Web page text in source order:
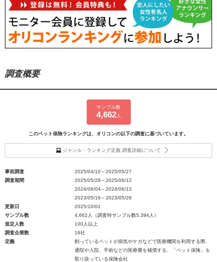
調査概要
サンプル数
4,662人
このペット保険ランキングは、オリコンの以下の調査に基づいています。
ジャンル・ランキング定義 調査詳細について
事前調査
2025/04/10～2025/05/27
調査期間
2025/05/28～2025/06/12
2024/06/04～2024/06/13
2023/05/16～2023/05/26
更新日
2025/10/01
サンプル数
4,662人（調査時サンプル数5,394人）
規定人数
100人以上
調査企業数
16社
定義
飼っているペットが病気やケガなどで医療機関を利用する際、
通院や入院、手術などの医療費を補償する、「ペット保険」を
取り扱っている保険会社